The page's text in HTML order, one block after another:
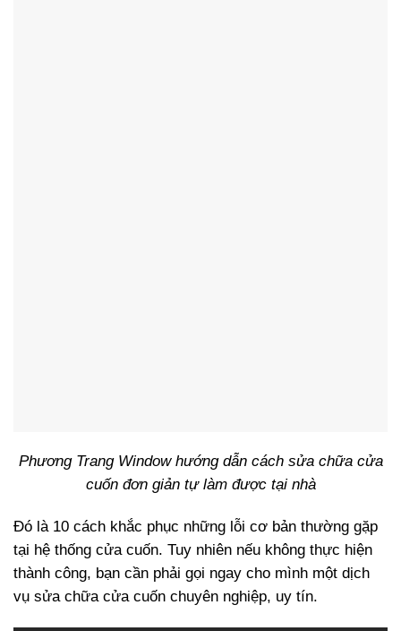
Phương Trang Window hướng dẫn cách sửa chữa cửa
cuốn đơn giản tự làm được tại nhà
Đó là 10 cách khắc phục những lỗi cơ bản thường gặp
tại hệ thống cửa cuốn. Tuy nhiên nếu không thực hiện
thành công, bạn cần phải gọi ngay cho mình một dịch
vụ sửa chữa cửa cuốn chuyên nghiệp, uy tín.